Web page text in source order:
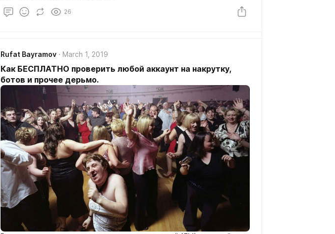
26
Rufat Bayramov March 1, 2019
Как БЕСПЛАТНО проверить любой аккаунт на накрутку,
ботов и прочее дерьмо.